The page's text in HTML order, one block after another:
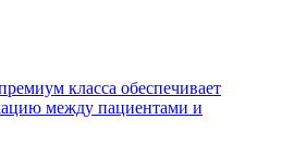
класса обеспечивает
между пациентами и